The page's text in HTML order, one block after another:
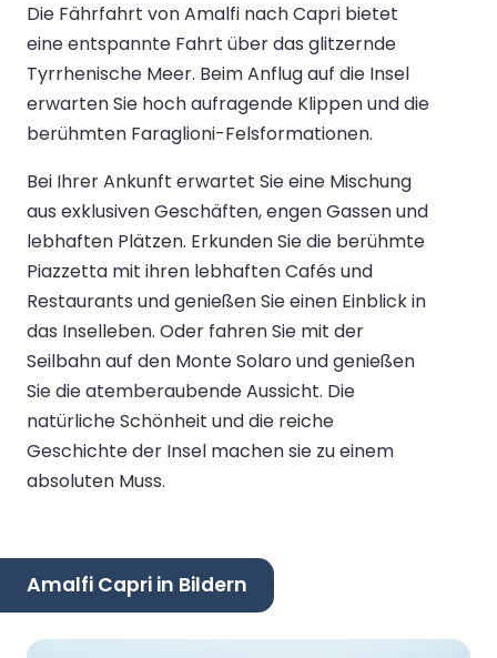
Die Fährfahrt von Amalfi nach Capri bietet
eine entspannte Fahrt über das glitzernde
Tyrrhenische Meer. Beim Anflug auf die Insel
erwarten Sie hoch aufragende Klippen und die
berühmten Faraglioni-Felsformationen.
Bei Ihrer Ankunft erwartet Sie eine Mischung
aus exklusiven Geschäften, engen Gassen und
lebhaften Plätzen. Erkunden Sie die berühmte
Piazzetta mit ihren lebhaften Cafés und
Restaurants und genießen Sie einen Einblick in
das Inselleben. Oder fahren Sie mit der
Seilbahn auf den Monte Solaro und genießen
Sie die atemberaubende Aussicht. Die
natürliche Schönheit und die reiche
Geschichte der Insel machen sie zu einem
absoluten Muss.
Amalfi Capri in Bildern